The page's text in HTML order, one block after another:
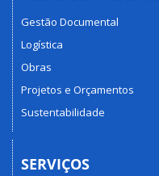
Gestão Documental
Logística
Obras
Projetos e Orçamentos
Sustentabilidade
SERVIÇOS